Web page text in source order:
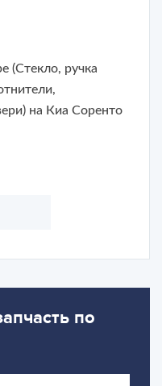
(Стекло, ручка
на Киа Соренто
по